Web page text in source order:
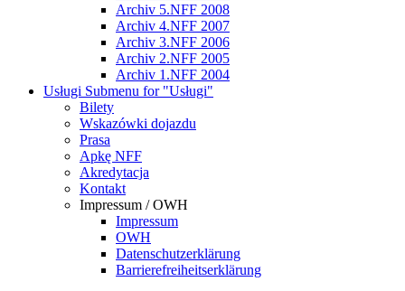
Archiv 5.NFF 2008
Archiv 4.NFF 2007
Archiv 3.NFF 2006
Archiv 2.NFF 2005
Archiv 1.NFF 2004
Usługi Submenu for "Usługi"
Bilety
Wskazówki dojazdu
Prasa
Apkę NFF
Akredytacja
Kontakt
Impressum / OWH
Impressum
OWH
Datenschutzerklärung
Barrierefreiheitserklärung